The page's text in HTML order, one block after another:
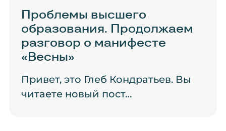
Проблемы высшего
образования. Продолжаем
разговор о манифесте
«Весны»
Привет, это Глеб Кондратьев. Вы
читаете новый пост…